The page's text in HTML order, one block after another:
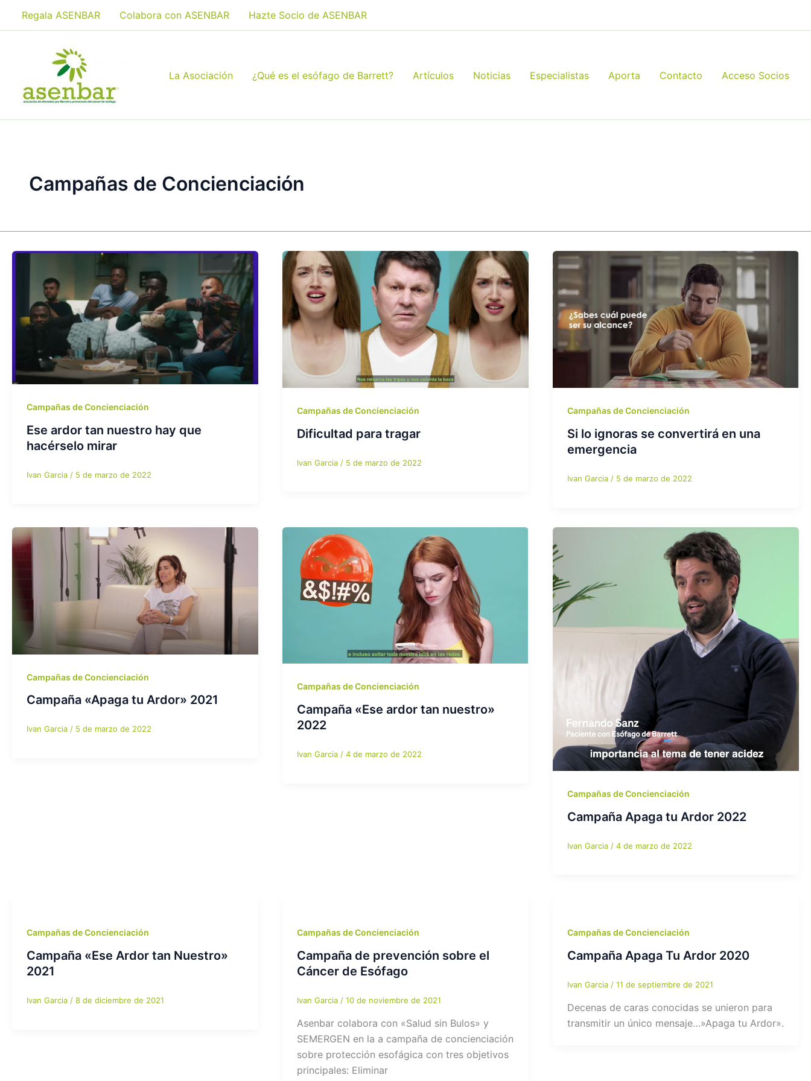
Regala ASENBAR Colabora con ASENBAR Hazte Socio de ASENBAR
La Asociación ¿Qué es el esófago de Barrett? Artículos Noticias Especialistas Aporta Contacto Acceso Socios
Campañas de Concienciación
Campañas de Concienciación
Ese ardor tan nuestro hay que
hacérselo mirar
Ivan Garcia / 5 de marzo de 2022
Campañas de Concienciación
Dificultad para tragar
Ivan Garcia / 5 de marzo de 2022
Campañas de Concienciación
Si lo ignoras se convertirá en una
emergencia
Ivan Garcia / 5 de marzo de 2022
Campañas de Concienciación
Campaña «Apaga tu Ardor» 2021
Ivan Garcia / 5 de marzo de 2022
Campañas de Concienciación
Campaña «Ese ardor tan nuestro»
2022
Ivan Garcia / 4 de marzo de 2022
Campañas de Concienciación
Campaña Apaga tu Ardor 2022
Ivan Garcia / 4 de marzo de 2022
Campañas de Concienciación
Campaña «Ese Ardor tan Nuestro»
2021
Ivan Garcia / 8 de diciembre de 2021
Campañas de Concienciación
Campaña de prevención sobre el
Cáncer de Esófago
Ivan Garcia / 10 de noviembre de 2021
Asenbar colabora con «Salud sin Bulos» y
SEMERGEN en la a campaña de concienciación
sobre protección esofágica con tres objetivos
principales: Eliminar
Campañas de Concienciación
Campaña Apaga Tu Ardor 2020
Ivan Garcia / 11 de septiembre de 2021
Decenas de caras conocidas se unieron para
transmitir un único mensaje…»Apaga tu Ardor».